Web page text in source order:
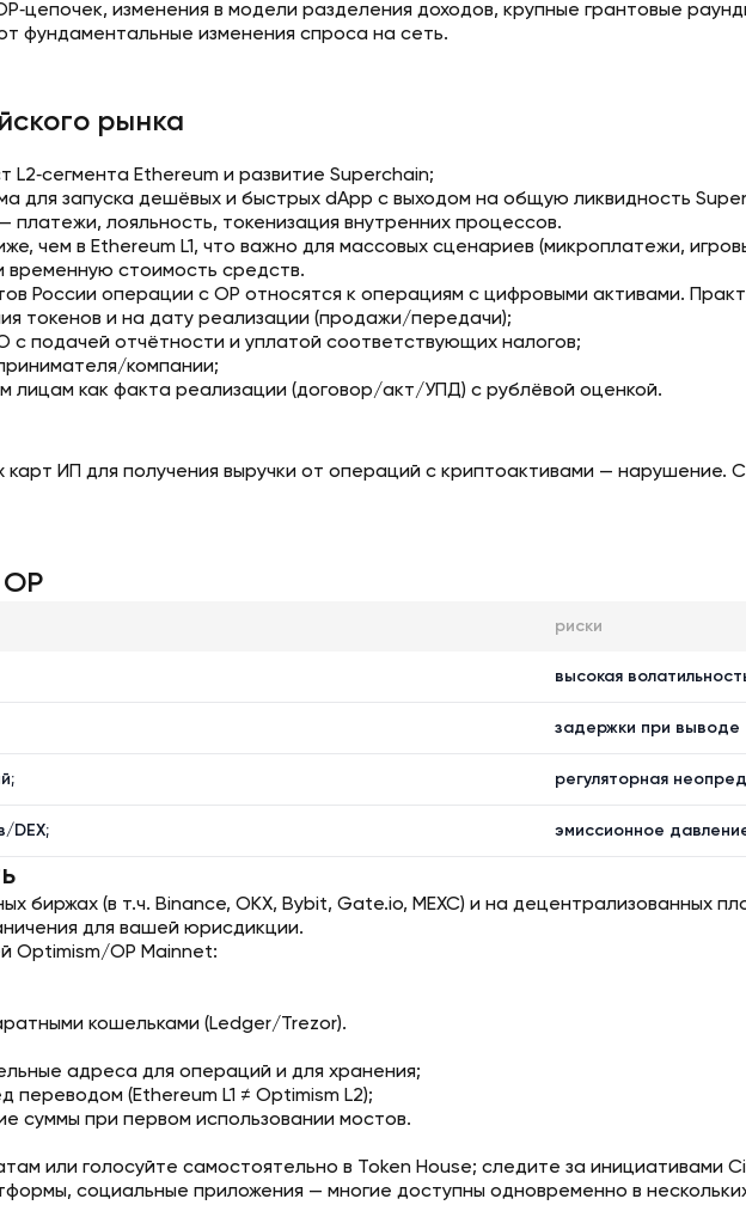
изменения в модели разделения доходов, крупные грантовые
фундаментальные изменения спроса на сеть.
рынка
Ethereum и развитие Superchain;
для запуска дешёвых и быстрых dApp с выходом на общую ликвидность
платежи, лояльность, токенизация внутренних процессов.
чем в Ethereum L1, что важно для массовых сценариев (микроплатежи,
временную стоимость средств.
России операции с OP относятся к операциям с цифровыми активами.
токенов и на дату реализации (продажи/передачи);
отчётности и уплатой соответствующих налогов;
компании;
лицам как факта реализации (договор/акт/УПД) с рублёвой оценкой.
карт ИП для получения выручки от операций с криптоактивами —
риски
высокая
задержки при выводе
регуляторная
DEX; эмиссионное
биржах (в т.ч. Binance, OKX, Bybit, Gate.io, MEXC) и на децентрализованных
для вашей юрисдикции.
Optimism/OP Mainnet:
кошельками (Ledger/Trezor).
адреса для операций и для хранения;
(Ethereum L1 ≠ Optimism L2);
суммы при первом использовании мостов.
или голосуйте самостоятельно в Token House; следите за инициативами
социальные приложения — многие доступны одновременно в